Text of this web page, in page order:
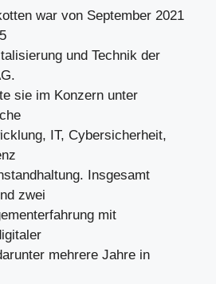
war von September 2021
und Technik der
sie im Konzern unter
IT, Cybersicherheit,
Insgesamt
zwei
mit
mehrere Jahre in